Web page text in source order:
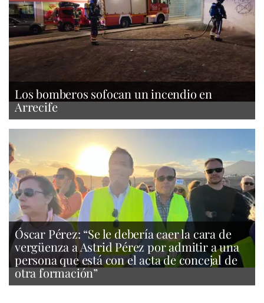
Los bomberos sofocan un incendio en
Arrecife
Óscar Pérez: “Se le debería caer la cara de
vergüenza a Astrid Pérez por admitir a una
persona que está con el acta de concejal de
otra formación”